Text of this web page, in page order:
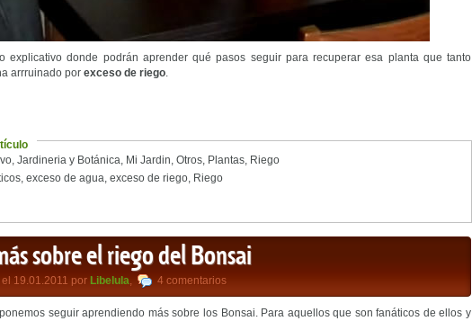
explicativo donde podrán aprender qué pasos seguir para recuperar esa planta que tanto
arrruinado por exceso de riego.
, Jardineria y Botánica, Mi Jardin, Otros, Plantas, Riego
, exceso de agua, exceso de riego, Riego
sobre el riego del Bonsai
19.01.2011 por Libelula, 4 comentarios
seguir aprendiendo más sobre los Bonsai. Para aquellos que son fanáticos de ellos y